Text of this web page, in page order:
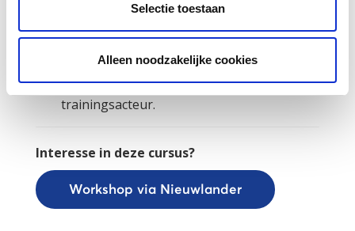
Selectie toestaan
Alleen noodzakelijke cookies
Een interactieve presentatie.
trainer.
Diverse rollenspellen met een
trainingsacteur.
Interesse in deze cursus?
Workshop via Nieuwlander